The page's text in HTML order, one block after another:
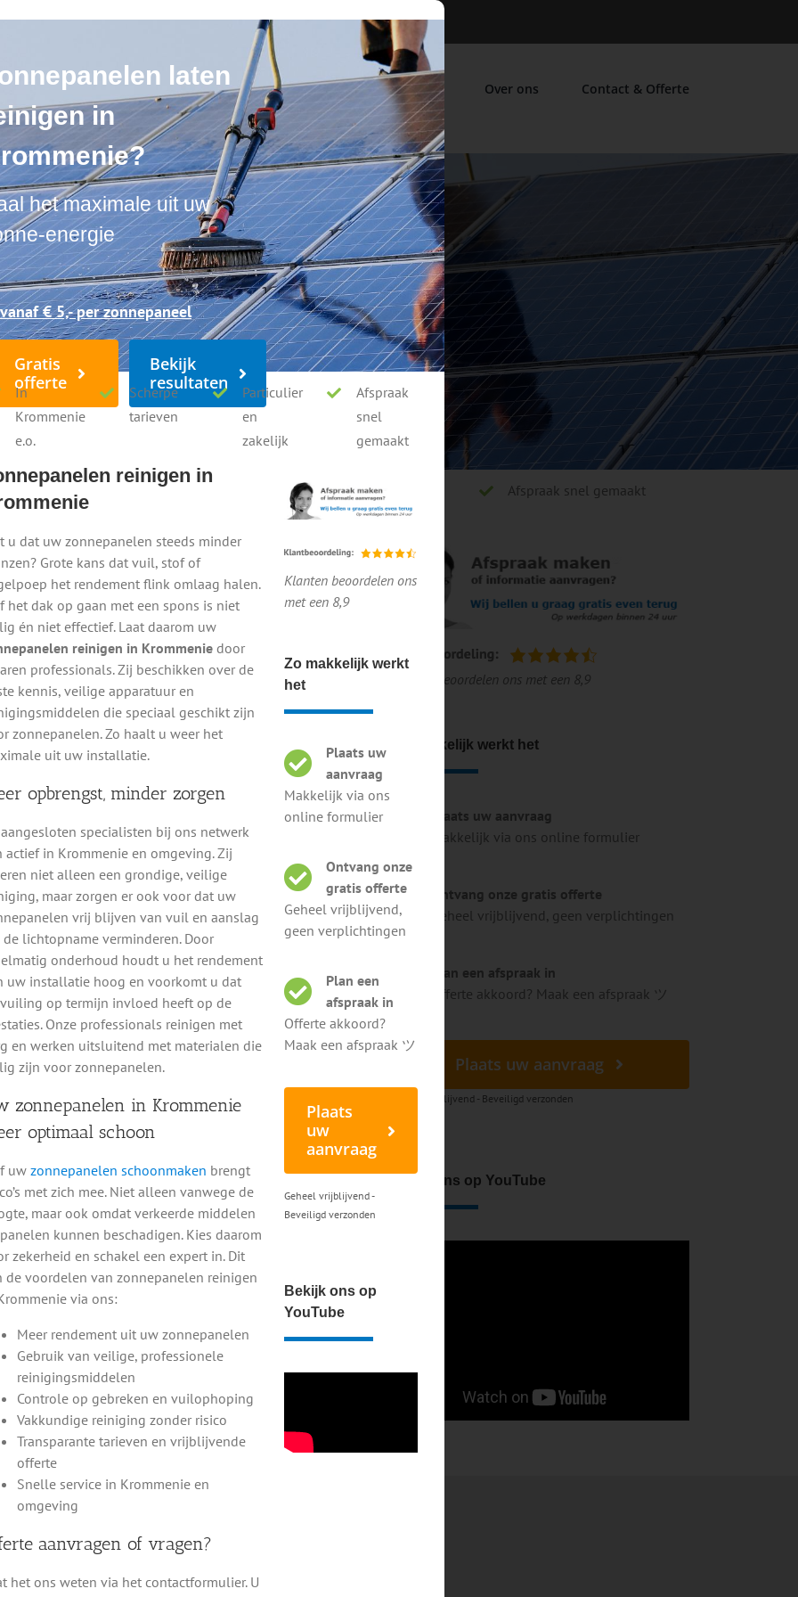
boeiboorden en dakpannen | ★★★★★ |In heel Nederland actief
Diensten Tarieven FAQ Over ons Contact & Offerte
in Krommenie?
Bekijk resultaten
Voor en na onze reiniging
Scherpe tarieven Particulier en zakelijk Afspraak snel gemaakt
krijgen te maken met stof, regen, vogelpoep en
flink omlaag halen. Minder schone panelen =
oplossing: laat uwzonnepanelen professioneel
zorgt ervoor dat u weer het maximale uit uw installatie
maar dat is helaas niet zo. Hardnekkige vervuiling
Door uw zonnepanelen regelmatig te laten
In Krommenie werken wij samen met ervaren
professioneel en zonder schade schoon krijgen.
– ideaal voor een streeploos, krasvrij resultaat.
in Krommenie op?
voor het rendement. Dit is ongeveer 3% tot 5% extra met
uitstraling van uw woning of bedrijfspand. En u
of ongelukken voorkomt. Kies voor een professionele
van:
in Krommenie
specialist en bespaar uzelf tijd, moeite en risico’s.
U ontvangt snel bericht van een lokale
weer helemaal schoon en klaar voor
voor een veilige toegang tot uw dak. Vervolgens
wat geen strepen of resten achterlaat. Hardnekkig
borstels. Na afloop controleren we het resultaat en
klus is meestal binnen een paar uur geklaard.
Klanten beoordelen ons met een 8,9
Zo makkelijk werkt het
Plaats uw aanvraag
Makkelijk via ons online formulier
Ontvang onze gratis offerte
Geheel vrijblijvend, geen verplichtingen
Plan een afspraak in
Offerte akkoord? Maak een afspraak ツ
Plaats uw aanvraag
Geheel vrijblijvend - Beveiligd verzonden
Bekijk ons op YouTube
laten
in
het maximale uit uw
energie
€ 5,- per zonnepaneel
Gratis
offerte
Bekijk
resultaten
In
Krommenie
e.o.
Scherpe
tarieven
Particulier
en
zakelijk
Afspraak
snel
gemaakt
reinigen in
u dat uw zonnepanelen steeds minder
Grote kans dat vuil, stof of
het rendement flink omlaag halen.
het dak op gaan met een spons is niet
én niet effectief. Laat daarom uw
reinigen in Krommeniedoor
professionals. Zij beschikken over de
kennis, veilige apparatuur en
die speciaal geschikt zijn
zonnepanelen. Zo haalt u weer het
uit uw installatie.
opbrengst, minder zorgen
aangesloten specialisten bij ons netwerk
actief in Krommenie en omgeving. Zij
niet alleen een grondige, veilige
maar zorgen er ook voor dat uw
vrij blijven van vuil en aanslag
de lichtopname verminderen. Door
onderhoud houdt u het rendement
uw installatie hoog en voorkomt u dat
op termijn invloed heeft op de
Onze professionals reinigen met
en werken uitsluitend met materialen die
zijn voor zonnepanelen.
zonnepanelen in Krommenie
optimaal schoon
uwzonnepanelen schoonmaken brengt
met zich mee. Niet alleen vanwege de
maar ook omdat verkeerde middelen
kunnen beschadigen. Kies daarom
zekerheid en schakel een expert in. Dit
de voordelen van zonnepanelen reinigen
via ons:
Meer rendement uit uw zonnepanelen
Gebruik van veilige, professionele
reinigingsmiddelen
Controle op gebreken en vuilophoping
Vakkundige reiniging zonder risico
Transparante tarieven en vrijblijvende
offerte
Snelle service in Krommenie en
omgeving
aanvragen of vragen?
het ons weten via het contactformulier. U
Klanten beoordelen ons
met een 8,9
Zo makkelijk werkt
het
Plaats uw
aanvraag
Makkelijk via ons
online formulier
Ontvang onze
gratis offerte
Geheel vrijblijvend,
geen verplichtingen
Plan een
afspraak in
Offerte akkoord?
Maak een afspraak ツ
Plaats
uw
aanvraag
Geheel vrijblijvend -
Beveiligd verzonden
Bekijk ons op
YouTube